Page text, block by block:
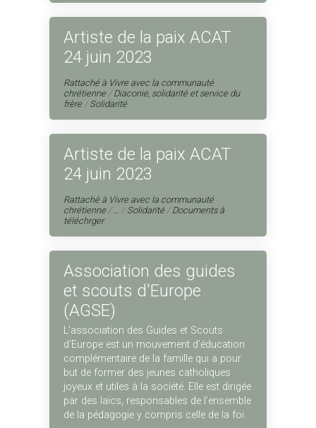
Artiste de la paix ACAT
24 juin 2023
Rattaché à Vivre avec la communauté
chrétienne /Diaconie, solidarité et service du
frère /Solidarité
Artiste de la paix ACAT
24 juin 2023
Rattaché à Vivre avec la communauté
chrétienne /… /Solidarité /Documents à
téléchrger
Association des guides
et scouts d'Europe
(AGSE)
L’association des Guides et Scouts
d’Europe est un mouvement d’éducation
complémentaire de la famille qui a pour
but de former des jeunes catholiques
joyeux et utiles à la société. Elle est dirigée
par des laïcs, responsables de l’ensemble
de la pédagogie y compris celle de la foi.